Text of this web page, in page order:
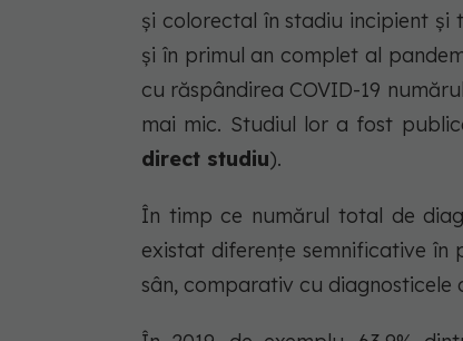
și colorectal în stadiu incipient și
și în primul an complet al
cu răspândirea COVID-19
mai mic. Studiul lor a fost
direct studiu).
În timp ce numărul total de
existat diferențe semnificative în
sân, comparativ cu diagnosticele